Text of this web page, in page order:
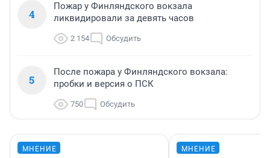
4
Пожар у Финляндского вокзала
ликвидировали за девять часов
2 154 Обсудить
5
После пожара у Финляндского вокзала:
пробки и версия о ПСК
750 Обсудить
МНЕНИЕ МНЕНИЕ